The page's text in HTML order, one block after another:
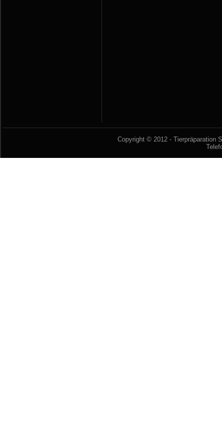
Copyright © 2012 - Tierpräparation